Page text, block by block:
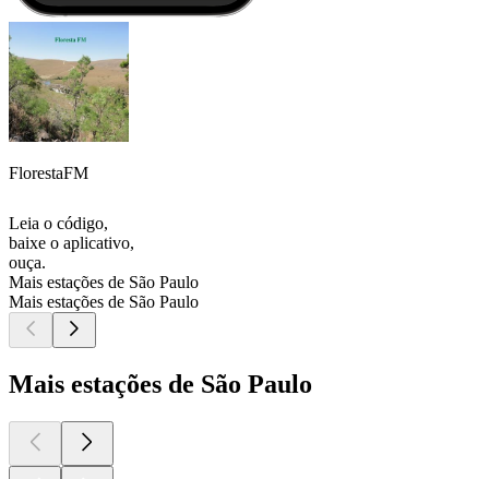
FlorestaFM
Leia o código,
baixe o aplicativo,
ouça.
Mais estações de São Paulo
Mais estações de São Paulo
Mais estações de São Paulo